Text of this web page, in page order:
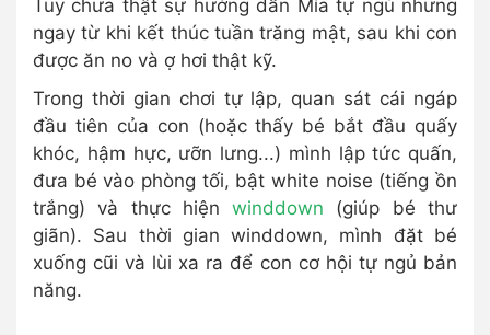
Tuy chưa thật sự hướng dẫn Mía tự ngủ nhưng
ngay từ khi kết thúc tuần trăng mật, sau khi con
được ăn no và ợ hơi thật kỹ.
Trong thời gian chơi tự lập, quan sát cái ngáp
đầu tiên của con (hoặc thấy bé bắt đầu quấy
khóc, hậm hực, ưỡn lưng...) mình lập tức quấn,
đưa bé vào phòng tối, bật white noise (tiếng ồn
trắng) và thực hiệnwinddown (giúp bé thư
giãn). Sau thời gian winddown, mình đặt bé
xuống cũi và lùi xa ra để con cơ hội tự ngủ bản
năng.